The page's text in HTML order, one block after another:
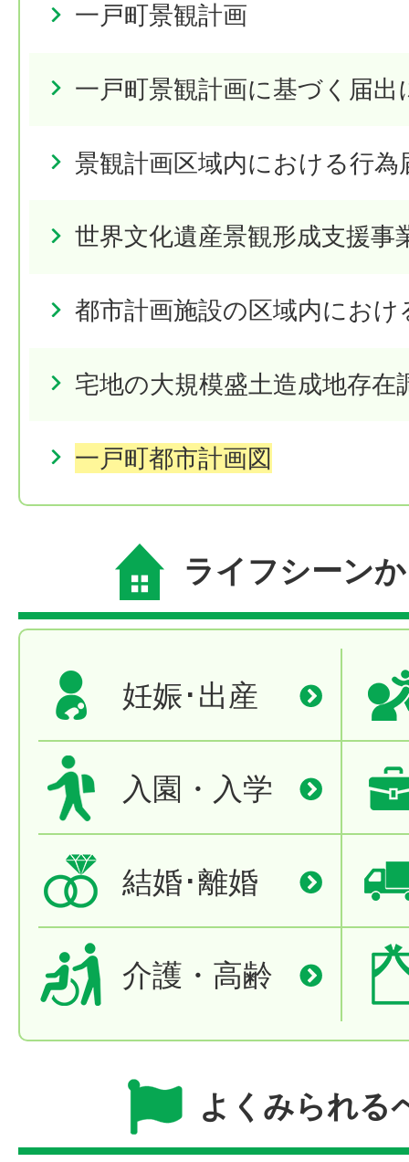
一戸町景観計画
一戸町景観計画に基づく届出
景観計画区域内における行為
世界文化遺産景観形成支援事
都市計画施設の区域内におけ
宅地の大規模盛土造成地存在
一戸町都市計画図
ライフシーン
妊娠･出産
入園・入学
結婚･離婚
介護・高齢
よくみられる